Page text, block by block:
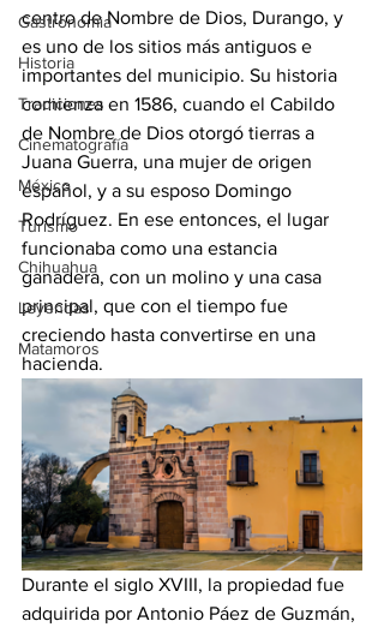
Gastronomìa
Historia
Tradiciones
Cinematografía
México
Turismo
Chihuahua
Leyendas
Matamoros
centro de Nombre de Dios, Durango, y
es uno de los sitios más antiguos e
importantes del municipio. Su historia
comienza en 1586, cuando el Cabildo
de Nombre de Dios otorgó tierras a
Juana Guerra, una mujer de origen
español, y a su esposo Domingo
Rodríguez. En ese entonces, el lugar
funcionaba como una estancia
ganadera, con un molino y una casa
principal, que con el tiempo fue
creciendo hasta convertirse en una
hacienda.
Durante el siglo XVIII, la propiedad fue
adquirida por Antonio Páez de Guzmán,